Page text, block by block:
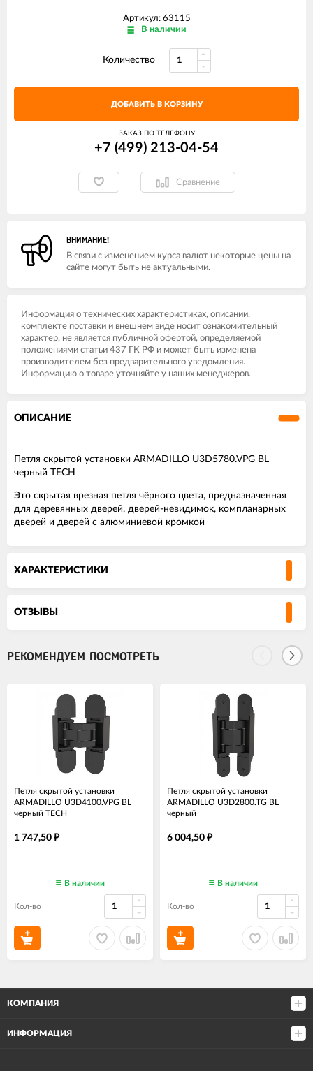
Артикул: 63115
В наличии
Количество
ДОБАВИТЬ В КОРЗИНУ
ЗАКАЗ ПО ТЕЛЕФОНУ
+7 (499) 213-04-54​
Сравнение
ВНИМАНИЕ!
В связи с изменением курса валют некоторые цены на
сайте могут быть не актуальными.
Информация о технических характеристиках, описании,
комплекте поставки и внешнем виде носит ознакомительный
характер, не является публичной офертой, определяемой
положениями статьи 437 ГК РФ и может быть изменена
производителем без предварительного уведомления.
Информацию о товаре уточняйте у наших менеджеров.
ОПИСАНИЕ
Петля скрытой установки ARMADILLO U3D5780.VPG BL
черный TECH
Это скрытая врезная петля чёрного цвета, предназначенная
для деревянных дверей, дверей-невидимок, компланарных
дверей и дверей с алюминиевой кромкой
ХАРАКТЕРИСТИКИ
ОТЗЫВЫ
РЕКОМЕНДУЕМ ПОСМОТРЕТЬ
Петля скрытой установки
ARMADILLO U3D4100.VPG BL
черный TECH
1 747,50 ₽
В наличии
Кол-во
Петля скрытой установки
ARMADILLO U3D2800.TG BL
черный
6 004,50 ₽
В наличии
Кол-во
КОМПАНИЯ
ИНФОРМАЦИЯ